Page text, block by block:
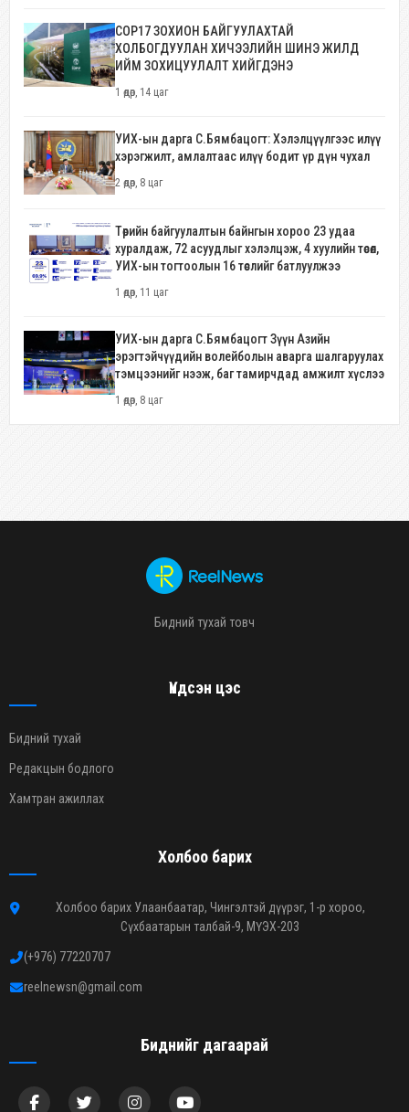
COP17 ЗОХИОН БАЙГУУЛАХТАЙ
ХОЛБОГДУУЛАН ХИЧЭЭЛИЙН ШИНЭ ЖИЛД
ИЙМ ЗОХИЦУУЛАЛТ ХИЙГДЭНЭ
1 өдөр, 14 цаг
УИХ-ын дарга С.Бямбацогт: Хэлэлцүүлгээс илүү
хэрэгжилт, амлалтаас илүү бодит үр дүн чухал
2 өдөр, 8 цаг
Төрийн байгуулалтын байнгын хороо 23 удаа
хуралдаж, 72 асуудлыг хэлэлцэж, 4 хуулийн төсөл,
УИХ-ын тогтоолын 16 төслийг батлуулжээ
1 өдөр, 11 цаг
УИХ-ын дарга С.Бямбацогт Зүүн Азийн
эрэгтэйчүүдийн волейболын аварга шалгаруулах
тэмцээнийг нээж, баг тамирчдад амжилт хүслээ
1 өдөр, 8 цаг
Бидний тухай товч
Үндсэн цэс
Бидний тухай
Редакцын бодлого
Хамтран ажиллах
Холбоо барих
Холбоо барих Улаанбаатар, Чингэлтэй дүүрэг, 1-р хороо,
Сүхбаатарын талбай-9, МҮЭХ-203
(+976) 77220707
reelnewsn@gmail.com
Биднийг дагаарай